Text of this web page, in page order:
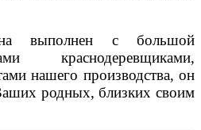
выполнен с большой
краснодеревщиками,
нашего производства, он
родных, близких своим